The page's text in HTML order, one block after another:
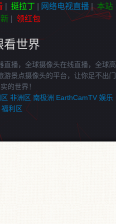
挺拉丁 网络电视直播|本站
| 领红包
看世界
播，全球摄像头在线直播，全球高
景点摄像头的平台，让你足不出门
的世界！
非洲区 南极洲 EarthCamTV 娱乐
福利区